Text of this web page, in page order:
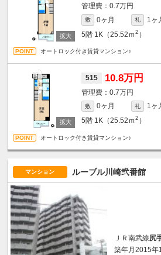
0.7万円
敷 0ヶ月 礼
1ヶ
5階 1K（25.52ｍ2 ）
オートロック付き賃貸マンション♪
515 10.8万円
0.7万円
敷 0ヶ月 礼
1ヶ
5階 1K（25.52ｍ2 ）
オートロック付き賃貸マンション♪
マンション ルーブル川崎弐番館
ＪＲ南武線尻
築年月2015年